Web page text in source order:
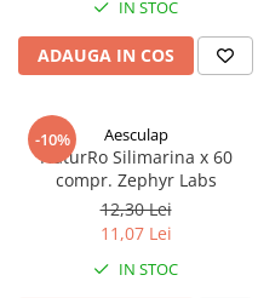
Antioxidanti
Altele-Suplimente alimentare
IN STOC
ADAUGA IN COS
-10% Aesculap
NaturRo Silimarina x 60
compr. Zephyr Labs
12,30 Lei
11,07 Lei
IN STOC